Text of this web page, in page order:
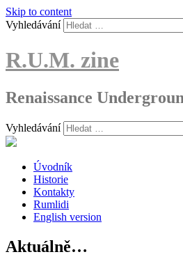
Skip to content
Vyhledávání
R.U.M. zine
Renaissance
Vyhledávání
Úvodník
Historie
Kontakty
Rumlidi
English version
Aktuálně…